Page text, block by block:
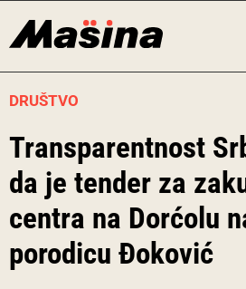
DRUŠTVO
Transparentnost
da je tender za
centra na Dorćolu
porodicu Đoković